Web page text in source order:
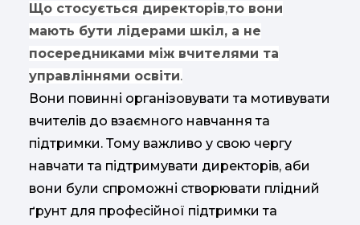
Що стосується директорів,то вони
мають бути лідерами шкіл, а не
посередниками між вчителями та
управліннями освіти.
Вони повинні організовувати та мотивувати
вчителів до взаємного навчання та
підтримки. Тому важливо у свою чергу
навчати та підтримувати директорів, аби
вони були спроможні створювати плідний
ґрунт для професійної підтримки та